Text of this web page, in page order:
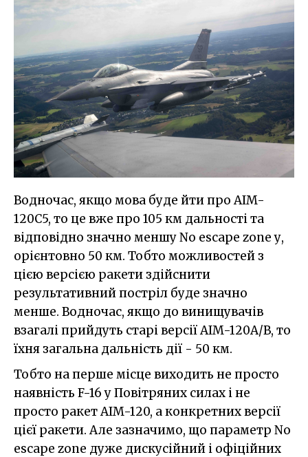
Водночас, якщо мова буде йти про AIM-
120C5, то це вже про 105 км дальності та
відповідно значно меншу No escape zone у,
орієнтовно 50 км. Тобто можливостей з
цією версією ракети здійснити
результативний постріл буде значно
менше. Водночас, якщо до винищувачів
взагалі прийдуть старі версії AIM-120A/B, то
їхня загальна дальність дії - 50 км.
Тобто на перше місце виходить не просто
наявність F-16 у Повітряних силах і не
просто ракет AIM-120, а конкретних версії
цієї ракети. Але зазначимо, що параметр No
escape zone дуже дискусійний і офіційних